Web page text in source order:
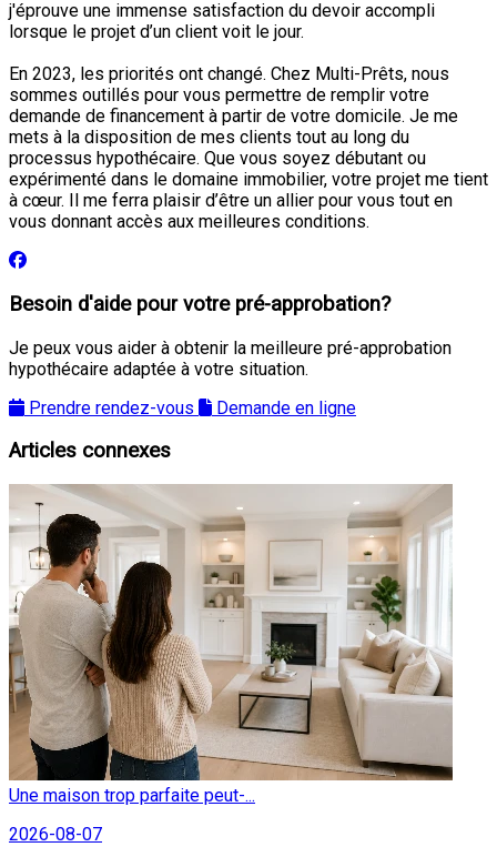
j'éprouve une immense satisfaction du devoir accompli
lorsque le projet d’un client voit le jour.
En 2023, les priorités ont changé. Chez Multi-Prêts, nous
sommes outillés pour vous permettre de remplir votre
demande de financement à partir de votre domicile. Je me
mets à la disposition de mes clients tout au long du
processus hypothécaire. Que vous soyez débutant ou
expérimenté dans le domaine immobilier, votre projet me tient
à cœur. Il me ferra plaisir d’être un allier pour vous tout en
vous donnant accès aux meilleures conditions.
Besoin d'aide pour votre pré-approbation?
Je peux vous aider à obtenir la meilleure pré-approbation
hypothécaire adaptée à votre situation.
Prendre rendez-vous
Demande en ligne
Articles connexes
Une maison trop parfaite peut-...
2026-08-07